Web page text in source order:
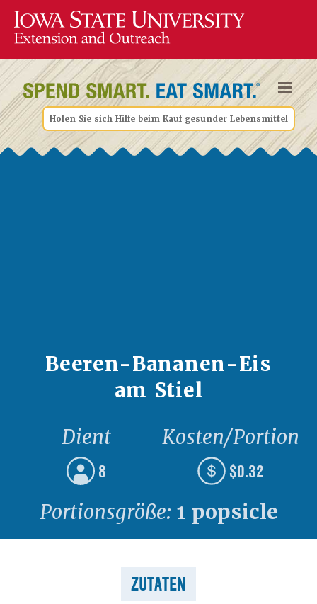
Holen Sie sich Hilfe beim Kauf gesunder Lebensmittel
Beeren-Bananen-Eis
am Stiel
Dient
8
Kosten/Portion
$0.32
Portionsgröße: 1 popsicle
ZUTATEN